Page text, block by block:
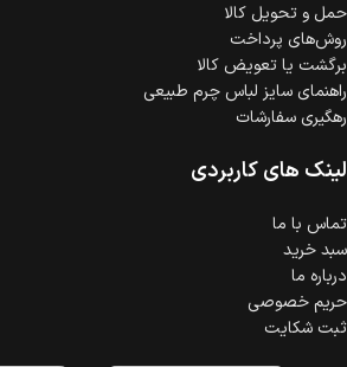
حمل‌ و تحویل کالا
روش‌های پرداخت
برگشت یا تعویض کالا
راهنمای سایز لباس چرم طبیعی
رهگیری سفارشات
لینک های کاربردی
تماس با ما
سبد خرید
درباره ما
حریم خصوصی
ثبت شکایت